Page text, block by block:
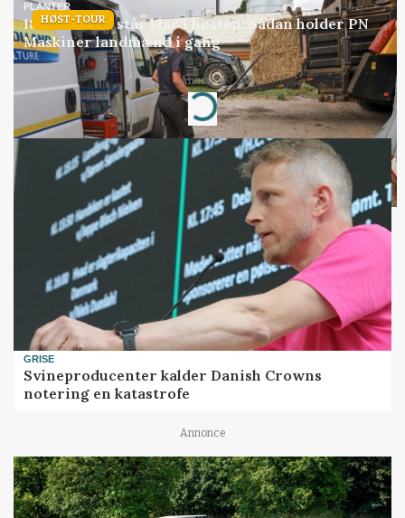
HØST-TOUR
PLANTER
18 montører står klar i høsten: Sådan holder PN
Maskiner landmænd i gang
Annonce
Loading...
GRISE
Svineproducenter kalder Danish Crowns
notering en katastrofe
Annonce